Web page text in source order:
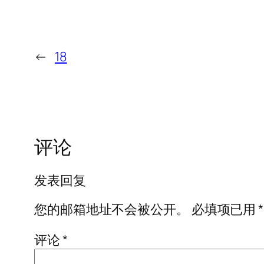
← 18
评论
发表回复
您的邮箱地址不会被公开。
必填项已用*
评论*